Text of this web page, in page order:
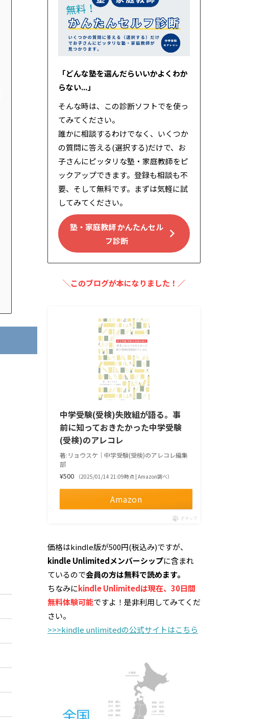
「どんな塾を選んだらいいかよくわか
らない...」
そんな時は、この診断ソフトでを使っ
てみてください。
誰かに相談するわけでなく、いくつか
の質問に答える(選択する)だけで、お
子さんにピッタリな塾・家庭教師をピ
ックアップできます。登録も相談も不
要、そして無料です。まずは気軽に試
してみてください。
塾・家庭教師 かんたんセル
フ診断
╲このブログが本になりました！／
中学受験(受検)失敗組が語る。事
前に知っておきたかった中学受験
(受検)のアレコレ
著:リョウスケ｜中学受験(受検)のアレコレ編集
部
¥500 （2025/01/14 21:09時点 | Amazon調べ）
Amazon
ポチップ
価格はkindle版が500円(税込み)ですが、
kindle Unlimitedメンバーシップに含まれ
ているので会員の方は無料で読めます。
ちなみにkindle Unlimitedは現在、30日間
無料体験可能ですよ！是非利用してみてくだ
さい。
>>>kindle unlimitedの公式サイトはこちら